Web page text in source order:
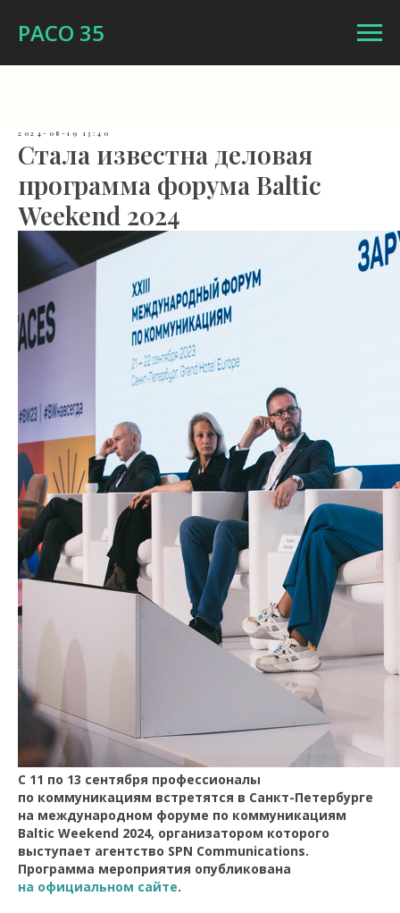
РАСО 35
2024-08-19 13:40
Стала известна деловая
программа форума Baltic
Weekend 2024
C 11 по 13 сентября профессионалы
по коммуникациям встретятся в Санкт-Петербурге
на международном форуме по коммуникациям
Baltic Weekend 2024, организатором которого
выступает агентство SPN Communications.
Программа мероприятия опубликована
на официальном сайте.